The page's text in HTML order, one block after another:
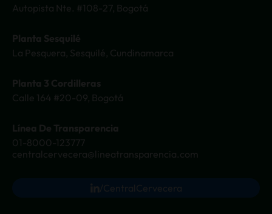
Consumo responsable
Medidas de Precaución
Autopista Nte. #108-27, Bogotá
Planta Sesquilé
La Pesquera, Sesquilé, Cundinamarca
Planta 3 Cordilleras
Calle 164 #20-09, Bogotá
Línea De Transparencia
01-8000-123777
centralcervecera@lineatransparencia.com
/CentralCervecera